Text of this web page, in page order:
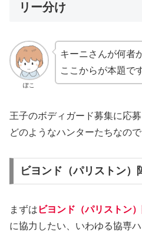
リー分け
ぽこ
キーニさんが何者
ここからが本題です
王子のボディガード募集に応
どのようなハンターたちなので
ビヨンド（パリストン）
まずは ビヨンド（パリストン
に協力したい、いわゆる協専ハ